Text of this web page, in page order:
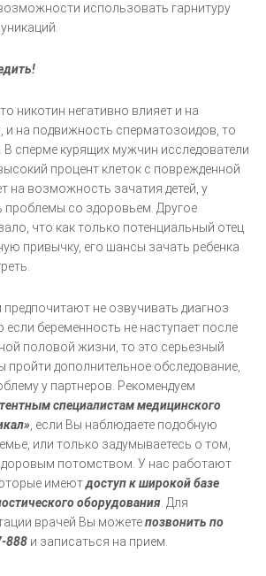
использовать гарнитуру
никотин негативно влияет и на
и на подвижность сперматозоидов, то
В сперме курящих мужчин исследователи
процент клеток с поврежденной
на возможность зачатия детей, у
проблемы со здоровьем. Другое
что как только потенциальный отец
привычку, его шансы зачать ребенка
не озвучивать диагноз
если беременность не наступает после
половой жизни, то это серьезный
пройти дополнительное обследование,
у партнеров. Рекомендуем
специалистам медицинского
, если Вы наблюдаете подобную
или только задумываетесь о том,
потомством. У нас работают
имеютдоступ к широкой базе
оборудования . Для
врачей Вы можетепозвонить по
888 и записаться на прием.